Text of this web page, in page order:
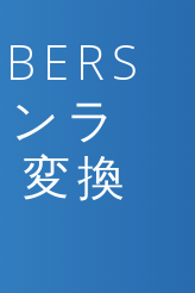
ラ
換